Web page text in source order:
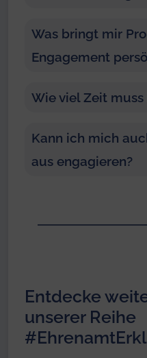
Was bringt mir
Engagement
Wie viel Zeit
Kann ich mich
aus engagieren?
Entdecke
unserer Reihe